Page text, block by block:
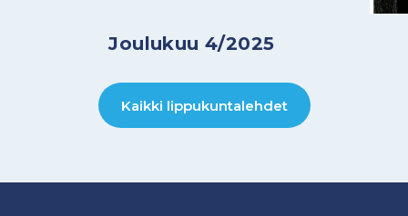
Joulukuu 4/2025
Kaikki lippukuntalehdet